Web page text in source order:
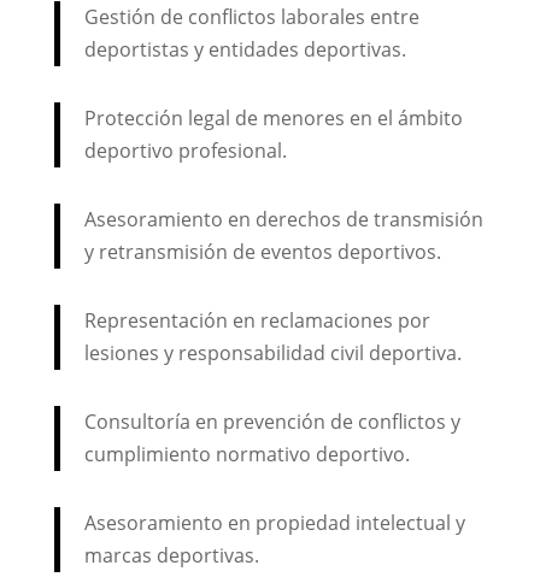
Gestión de conflictos laborales entre
deportistas y entidades deportivas.
Protección legal de menores en el ámbito
deportivo profesional.
Asesoramiento en derechos de transmisión
y retransmisión de eventos deportivos.
Representación en reclamaciones por
lesiones y responsabilidad civil deportiva.
Consultoría en prevención de conflictos y
cumplimiento normativo deportivo.
Asesoramiento en propiedad intelectual y
marcas deportivas.